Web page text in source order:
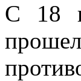
С 18